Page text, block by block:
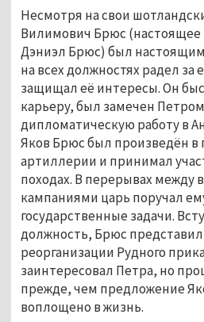
Несмотря на свои
Вилимович Брюс
Дэниэл Брюс) был
на всех должностях радел за
защищал её интересы. Он
карьеру, был замечен
дипломатическую работу в
Яков Брюс был произведён в
артиллерии и принимал
походах. В перерывах между
кампаниями царь поручал
государственные задачи.
должность, Брюс
реорганизации Рудного
заинтересовал Петра, но
прежде, чем предложение
воплощено в жизнь.